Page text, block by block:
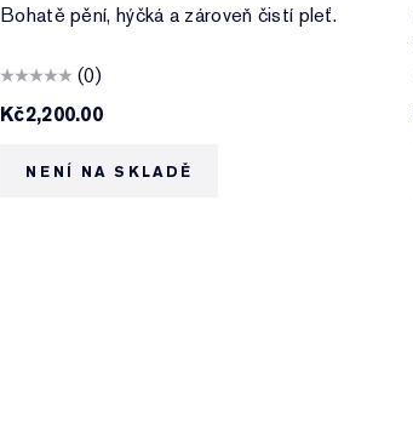
Bohatě pění, hýčká a zároveň čistí pleť.
(0)
Kč2,200.00
NENÍ NA SKLADĚ